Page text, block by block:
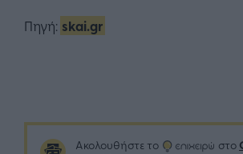
Πηγή: skai.gr
Ακολουθήστε το στο